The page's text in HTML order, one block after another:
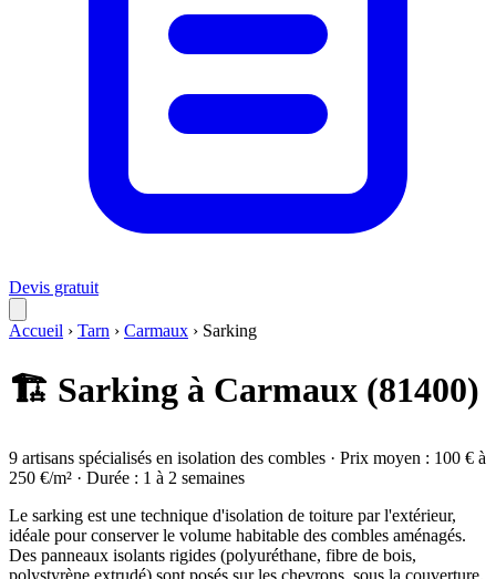
Devis gratuit
Accueil › Tarn › Carmaux › Sarking
🏗️ Sarking à Carmaux (81400)
9 artisans spécialisés en isolation des combles · Prix moyen : 100 € à
250 €/m² · Durée : 1 à 2 semaines
Le sarking est une technique d'isolation de toiture par l'extérieur,
idéale pour conserver le volume habitable des combles aménagés.
Des panneaux isolants rigides (polyuréthane, fibre de bois,
polystyrène extrudé) sont posés sur les chevrons, sous la couverture.